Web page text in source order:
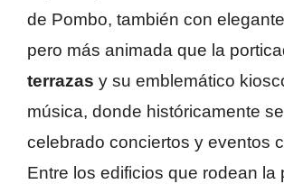
de Pombo, también con
pero más animada que la
terrazas y su emblemático
música, donde históricamente
celebrado conciertos y eventos
Entre los edificios que rodean la